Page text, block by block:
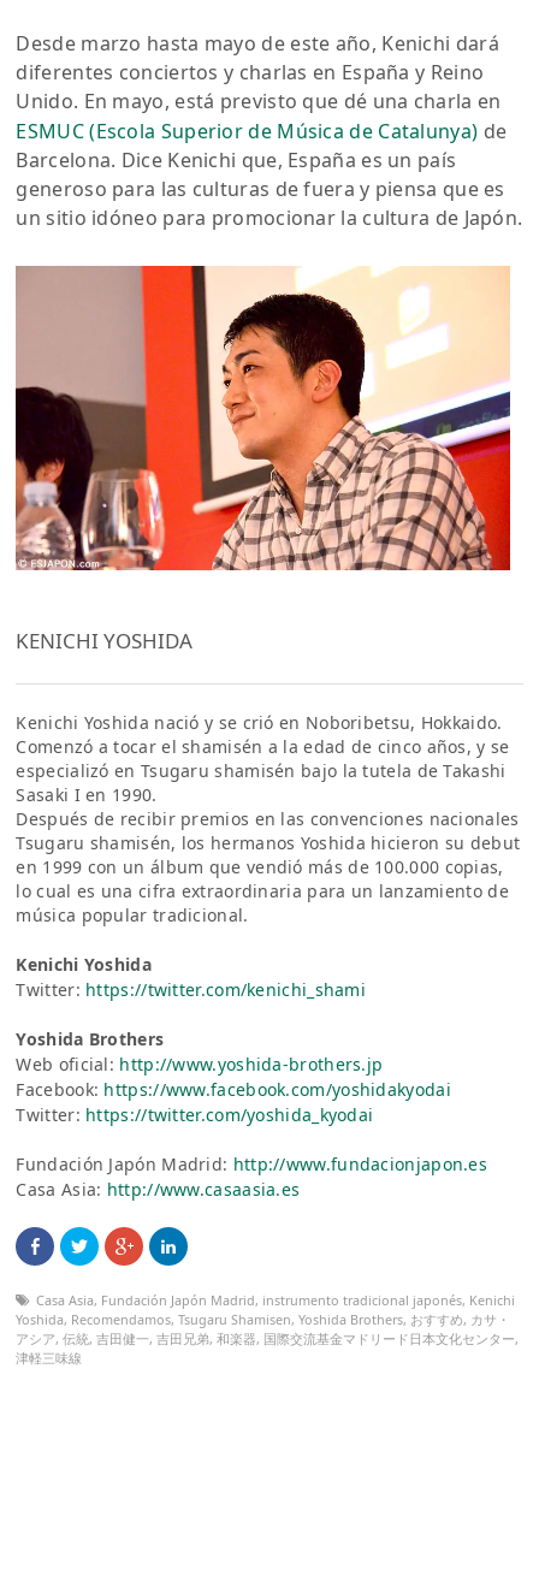
Desde marzo hasta mayo de este año, Kenichi dará
diferentes conciertos y charlas en España y Reino
Unido. En mayo, está previsto que dé una charla en
ESMUC (Escola Superior de Música de Catalunya) de
Barcelona. Dice Kenichi que, España es un país
generoso para las culturas de fuera y piensa que es
un sitio idóneo para promocionar la cultura de Japón.
KENICHI YOSHIDA
Kenichi Yoshida nació y se crió en Noboribetsu, Hokkaido.
Comenzó a tocar el shamisén a la edad de cinco años, y se
especializó en Tsugaru shamisén bajo la tutela de Takashi
Sasaki I en 1990.
Después de recibir premios en las convenciones nacionales
Tsugaru shamisén, los hermanos Yoshida hicieron su debut
en 1999 con un álbum que vendió más de 100.000 copias,
lo cual es una cifra extraordinaria para un lanzamiento de
música popular tradicional.
Kenichi Yoshida
Twitter: https://twitter.com/kenichi_shami
Yoshida Brothers
Web oficial: http://www.yoshida-brothers.jp
Facebook: https://www.facebook.com/yoshidakyodai
Twitter: https://twitter.com/yoshida_kyodai
Fundación Japón Madrid: http://www.fundacionjapon.es
Casa Asia: http://www.casaasia.es
Casa Asia, Fundación Japón Madrid, instrumento tradicional japonés, Kenichi
Yoshida, Recomendamos,Tsugaru Shamisen,Yoshida Brothers, おすすめ, カサ・
アシア,伝統,吉田健一,吉田兄弟,和楽器, 国際交流基金マドリード日本文化センター,
津軽三味線